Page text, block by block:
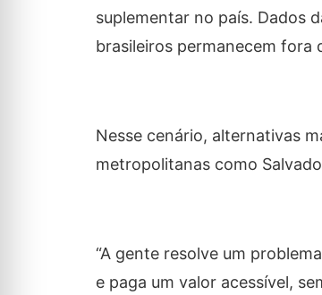
suplementar no país. Dados
brasileiros permanecem fora
Nesse cenário, alternativas
metropolitanas como
“A gente resolve um
e paga um valor acessível,